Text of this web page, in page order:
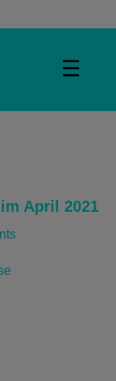
☰
April 2021